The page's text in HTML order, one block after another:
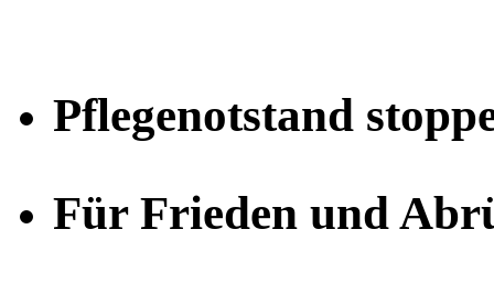
Pflegenotstand
Für Frieden und